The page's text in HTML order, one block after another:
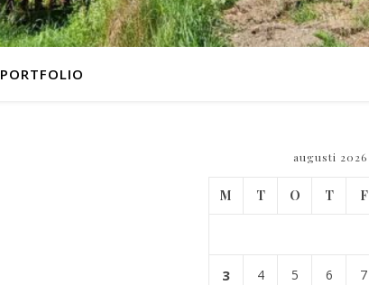
PORTFOLIO
augusti 2026
M T O T F
3 4 5 6 7